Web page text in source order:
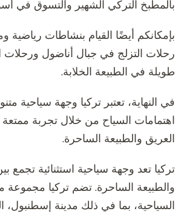
بالمطبخ التركي الشهير والتسوق في
بإمكانكم أيضًا القيام بنشاطات رياضية
رحلات التزلج في جبال أناضول
طويلة في الطبيعة الخلابة.
في النهاية، تعتبر تركيا وجهة سياحية
اهتمامات السياح من خلال تجربة ممتعة
العريق والطبيعة الساحرة.
تركيا تعد وجهة سياحية استثنائية تجمع
والطبيعة الساحرة. تضم تركيا مجموعة
السياحية، بما في ذلك مدينة إسطنبول،